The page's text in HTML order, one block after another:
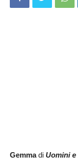
Gemmadi Uomini e